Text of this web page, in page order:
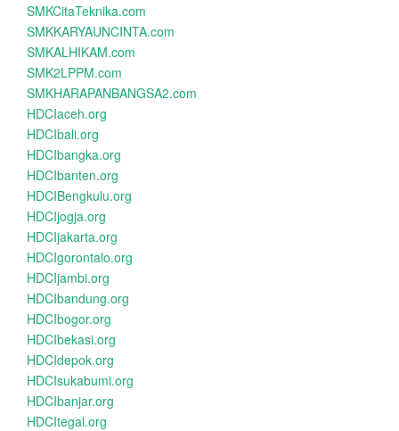
SMKCitaTeknika.com
SMKKARYAUNCINTA.com
SMKALHIKAM.com
SMK2LPPM.com
SMKHARAPANBANGSA2.com
HDCIaceh.org
HDCIbali.org
HDCIbangka.org
HDCIbanten.org
HDCIBengkulu.org
HDCIjogja.org
HDCIjakarta.org
HDCIgorontalo.org
HDCIjambi.org
HDCIbandung.org
HDCIbogor.org
HDCIbekasi.org
HDCIdepok.org
HDCIsukabumi.org
HDCIbanjar.org
HDCItegal.org